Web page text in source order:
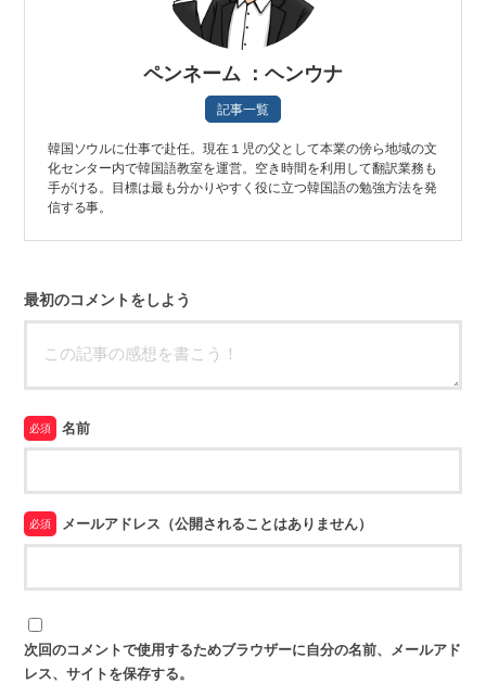
ペンネーム ：ヘンウナ
記事一覧
韓国ソウルに仕事で赴任。現在１児の父として本業の傍ら地域の文
化センター内で韓国語教室を運営。空き時間を利用して翻訳業務も
手がける。目標は最も分かりやすく役に立つ韓国語の勉強方法を発
信する事。
最初のコメントをしよう
必須 名前
必須 メールアドレス（公開されることはありません）
次回のコメントで使用するためブラウザーに自分の名前、メールアド
レス、サイトを保存する。